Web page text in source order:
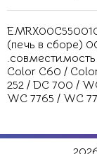
(печь в сборе)
Color C60 /
252 / DC 700 /
WC 7765 / WC